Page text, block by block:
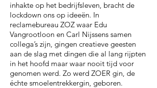
inhakte op het bedrijfsleven, bracht de
lockdown ons op ideeën. In
reclamebureau ZOZ waar Edu
Vangrootloon en Carl Nijssens samen
collega’s zijn, gingen creatieve geesten
aan de slag met dingen die al lang rijpten
in het hoofd maar waar nooit tijd voor
genomen werd. Zo werd ZOER gin, de
échte smoelentrekkergin, geboren.